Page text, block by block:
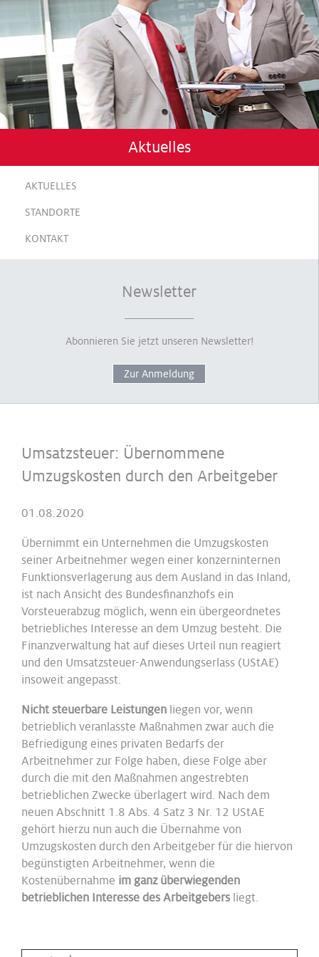
Aktuelles
AKTUELLES
STANDORTE
KONTAKT
Newsletter
Abonnieren Sie jetzt unseren Newsletter!
Zur Anmeldung
Umsatzsteuer: Übernommene
Umzugskosten durch den Arbeitgeber
01.08.2020
Übernimmt ein Unternehmen die Umzugskosten
seiner Arbeitnehmer wegen einer konzerninternen
Funktionsverlagerung aus dem Ausland in das Inland,
ist nach Ansicht des Bundesfinanzhofs ein
Vorsteuerabzug möglich, wenn ein übergeordnetes
betriebliches Interesse an dem Umzug besteht. Die
Finanzverwaltung hat auf dieses Urteil nun reagiert
und den Umsatzsteuer-Anwendungserlass (UStAE)
insoweit angepasst.
Nicht steuerbare Leistungen liegen vor, wenn
betrieblich veranlasste Maßnahmen zwar auch die
Befriedigung eines privaten Bedarfs der
Arbeitnehmer zur Folge haben, diese Folge aber
durch die mit den Maßnahmen angestrebten
betrieblichen Zwecke überlagert wird. Nach dem
neuen Abschnitt 1.8 Abs. 4 Satz 3 Nr. 12 UStAE
gehört hierzu nun auch die Übernahme von
Umzugskosten durch den Arbeitgeber für die hiervon
begünstigten Arbeitnehmer, wenn die
Kostenübernahme im ganz überwiegenden
betrieblichen Interesse des Arbeitgebers liegt.